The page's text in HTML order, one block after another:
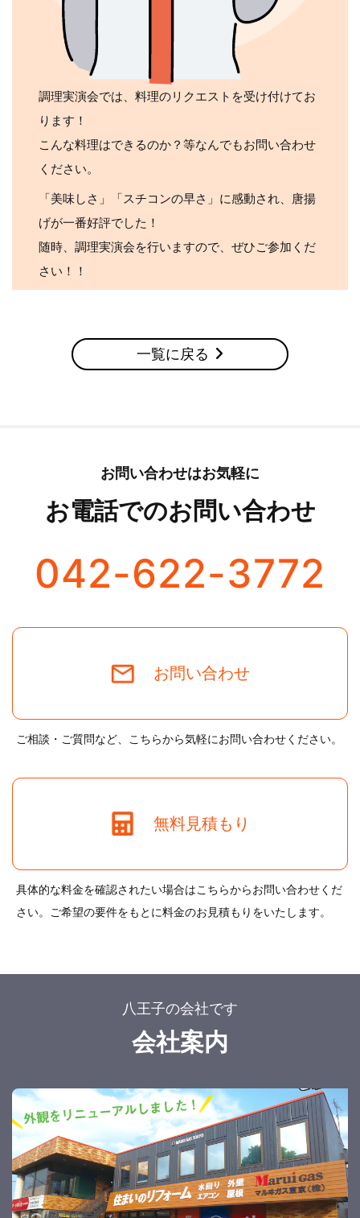
調理実演会では、料理のリクエストを受け付けてお
ります！
こんな料理はできるのか？等なんでもお問い合わせ
ください。
「美味しさ」「スチコンの早さ」に感動され、唐揚
げが一番好評でした！
随時、調理実演会を行いますので、ぜひご参加くだ
さい！！
一覧に戻る
お問い合わせはお気軽に
お電話でのお問い合わせ
042-622-3772
お問い合わせ
ご相談・ご質問など、こちらから気軽にお問い合わせください。
無料見積もり
具体的な料金を確認されたい場合はこちらからお問い合わせくだ
さい。ご希望の要件をもとに料金のお見積もりをいたします。
八王子の会社です
会社案内